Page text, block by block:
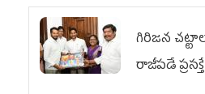
గిరిజన
రాజీపడే